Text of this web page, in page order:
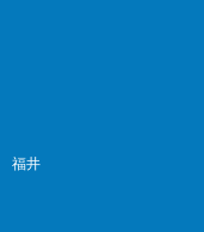
福井